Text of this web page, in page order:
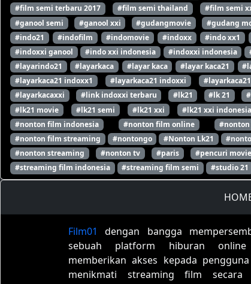
#film semi terbaru 2017
#film semi thailand #film semi
#ganool semi
#ganool xxi #gudangmovie #gudang
#indo21
#indofilm #indomovie #indoxx #indo xx1
#indoxxi ganool
#indo xxi indonesia #indoxxi indonesia
#layarindo21
#layarkaca #layar kaca #layar kaca21
#layarkaca21 indoxx1
#layarkaca21 indoxxi
#layarkacaxxi
#link indoxxi terbaru #lk21 #lk 21
#lk21 movie
#lk21 semi #lk21 xxi #lk21 xxi indonesia
#nonton film indonesia
#nonton film online
#nonton film streaming
#nontongo #Nonton Lk21
#nonton streaming
#nonton tv #paris #pencuri movie
#streaming film indonesia
#streaming film semi #studio 21
Film01
dengan bangga
sebuah platform hiburan
memberikan akses kepada
menikmati streaming film secara